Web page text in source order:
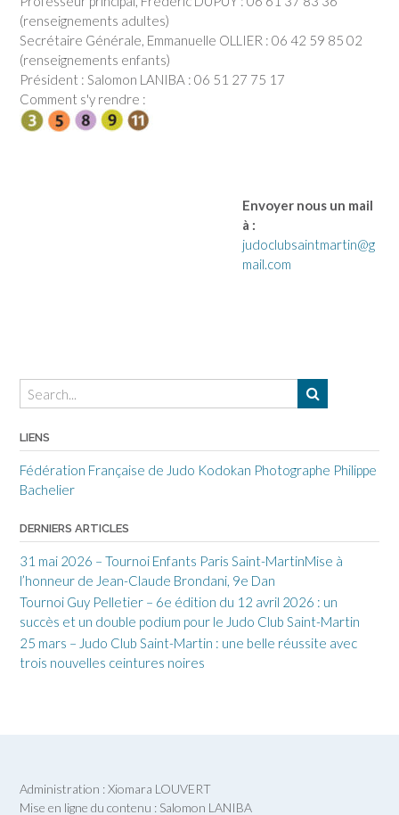
(renseignements adultes)
Secrétaire Générale, Emmanuelle OLLIER : 06 42 59 85 02
(renseignements enfants)
Président : Salomon LANIBA : 06 51 27 75 17
Comment s'y rendre :
Envoyer nous un mail
à :
judoclubsaintmartin@g
mail.com
LIENS
Fédération Française de Judo Kodokan Photographe Philippe
Bachelier
DERNIERS ARTICLES
31 mai 2026 – Tournoi Enfants Paris Saint-MartinMise à
l’honneur de Jean-Claude Brondani, 9e Dan
Tournoi Guy Pelletier – 6e édition du 12 avril 2026 : un
succès et un double podium pour le Judo Club Saint-Martin
25 mars – Judo Club Saint-Martin : une belle réussite avec
trois nouvelles ceintures noires
Administration : Xiomara LOUVERT
Mise en ligne du contenu : Salomon LANIBA